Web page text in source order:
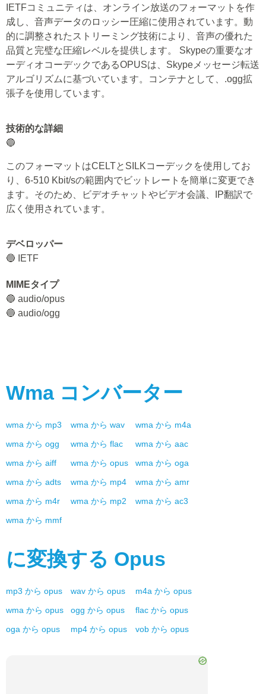
IETFコミュニティは、オンライン放送のフォーマットを作
成し、音声データのロッシー圧縮に使用されています。動
的に調整されたストリーミング技術により、音声の優れた
品質と完璧な圧縮レベルを提供します。 Skypeの重要なオ
ーディオコーデックであるOPUSは、Skypeメッセージ転送
アルゴリズムに基づいています。コンテナとして、.ogg拡
張子を使用しています。
技術的な詳細
🔵
このフォーマットはCELTとSILKコーデックを使用してお
り、6-510 Kbit/sの範囲内でビットレートを簡単に変更でき
ます。そのため、ビデオチャットやビデオ会議、IP翻訳で
広く使用されています。
デベロッパー
🔵 IETF
MIMEタイプ
🔵 audio/opus
🔵 audio/ogg
Wma コンバーター
wma から mp3 wma から wav wma から m4a
wma から ogg wma から flac wma から aac
wma から aiff wma から opus wma から oga
wma から adts wma から mp4 wma から amr
wma から m4r wma から mp2 wma から ac3
wma から mmf
に変換する Opus
mp3 から opus wav から opus m4a から opus
wma から opus ogg から opus flac から opus
oga から opus mp4 から opus vob から opus